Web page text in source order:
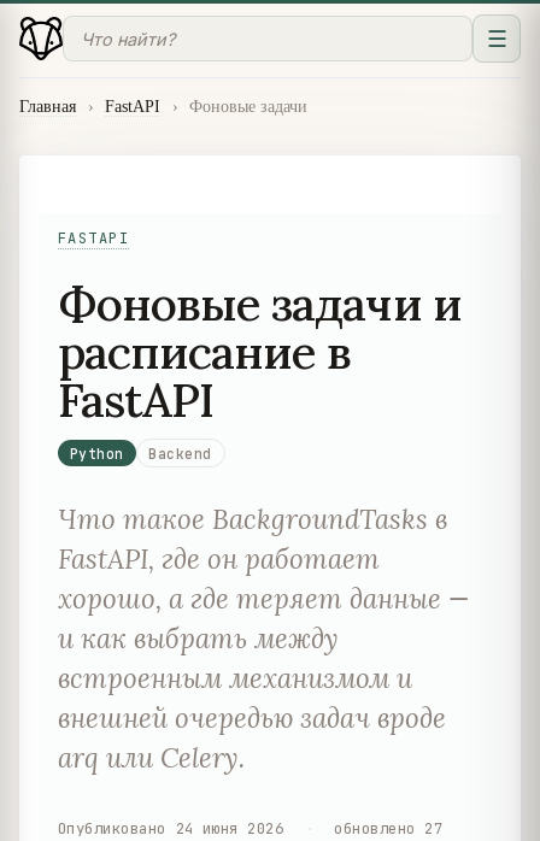
☰
Главная › FastAPI › Фоновые задачи
FASTAPI
Фоновые задачи и
расписание в
FastAPI
Python Backend
Что такое BackgroundTasks в
FastAPI, где он работает
хорошо, а где теряет данные —
и как выбрать между
встроенным механизмом и
внешней очередью задач вроде
arq или Celery.
Опубликовано 24 июня 2026 обновлено 27